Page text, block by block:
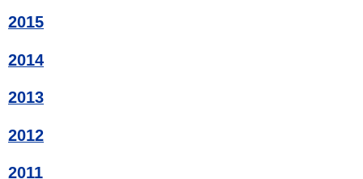
2015
2014
2013
2012
2011